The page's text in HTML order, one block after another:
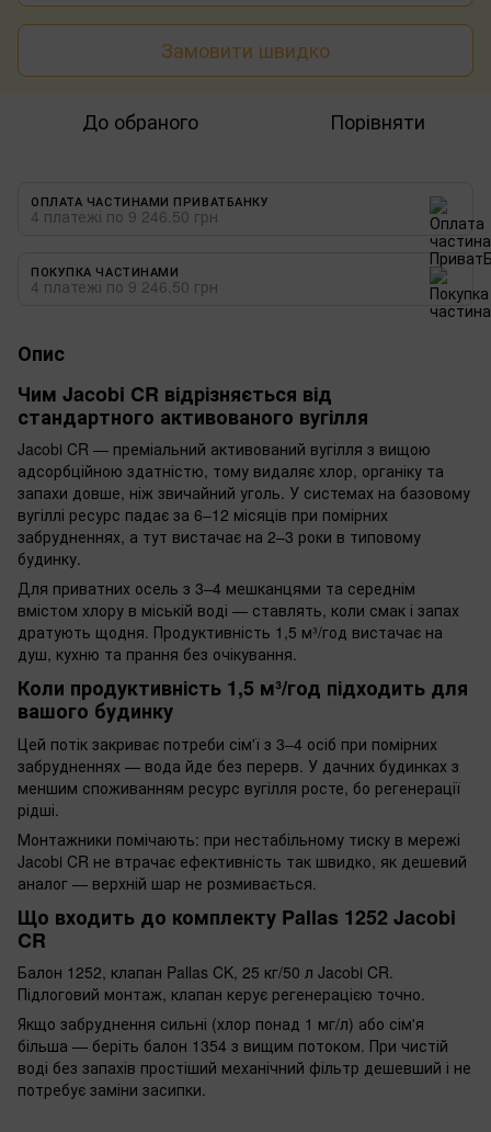
Замовити швидко
До обраного Порівняти
ОПЛАТА ЧАСТИНАМИ ПРИВАТБАНКУ
4 платежі по 9 246.50 грн
ПОКУПКА ЧАСТИНАМИ
4 платежі по 9 246.50 грн
Опис
Чим Jacobi CR відрізняється від
стандартного активованого вугілля
Jacobi CR — преміальний активований вугілля з вищою
адсорбційною здатністю, тому видаляє хлор, органіку та
запахи довше, ніж звичайний уголь. У системах на базовому
вугіллі ресурс падає за 6–12 місяців при помірних
забрудненнях, а тут вистачає на 2–3 роки в типовому
будинку.
Для приватних осель з 3–4 мешканцями та середнім
вмістом хлору в міській воді — ставлять, коли смак і запах
дратують щодня. Продуктивність 1,5 м³/год вистачає на
душ, кухню та прання без очікування.
Коли продуктивність 1,5 м³/год підходить для
вашого будинку
Цей потік закриває потреби сім'ї з 3–4 осіб при помірних
забрудненнях — вода йде без перерв. У дачних будинках з
меншим споживанням ресурс вугілля росте, бо регенерації
рідші.
Монтажники помічають: при нестабільному тиску в мережі
Jacobi CR не втрачає ефективність так швидко, як дешевий
аналог — верхній шар не розмивається.
Що входить до комплекту Pallas 1252 Jacobi
CR
Балон 1252, клапан Pallas CK, 25 кг/50 л Jacobi CR.
Підлоговий монтаж, клапан керує регенерацією точно.
Якщо забруднення сильні (хлор понад 1 мг/л) або сім'я
більша — беріть балон 1354 з вищим потоком. При чистій
воді без запахів простіший механічний фільтр дешевший і не
потребує заміни засипки.